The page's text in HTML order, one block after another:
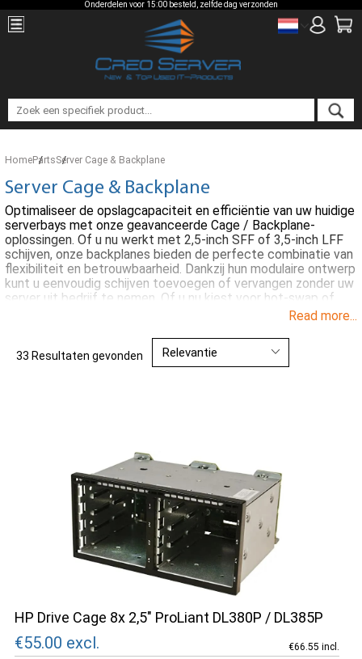
Onderdelen voor 15:00 besteld, zelfde dag verzonden
HomePartsServer Cage & Backplane
Server Cage & Backplane
Optimaliseer de opslagcapaciteit en efficiëntie van uw huidige
serverbays met onze geavanceerde Cage / Backplane-
oplossingen. Of u nu werkt met 2,5-inch SFF of 3,5-inch LFF
schijven, onze backplanes bieden de perfecte combinatie van
flexibiliteit en betrouwbaarheid. Dankzij hun modulaire ontwerp
kunt u eenvoudig schijven toevoegen of vervangen zonder uw
server uit bedrijf te nemen. Of u nu kiest voor hot-swap of
niet, onze backplanes zijn ontworpen voor naadloze integratie
Read more...
33 Resultaten gevonden
HP Drive Cage 8x 2,5" ProLiant DL380P / DL385P
€55.00 excl. €66.55 incl.